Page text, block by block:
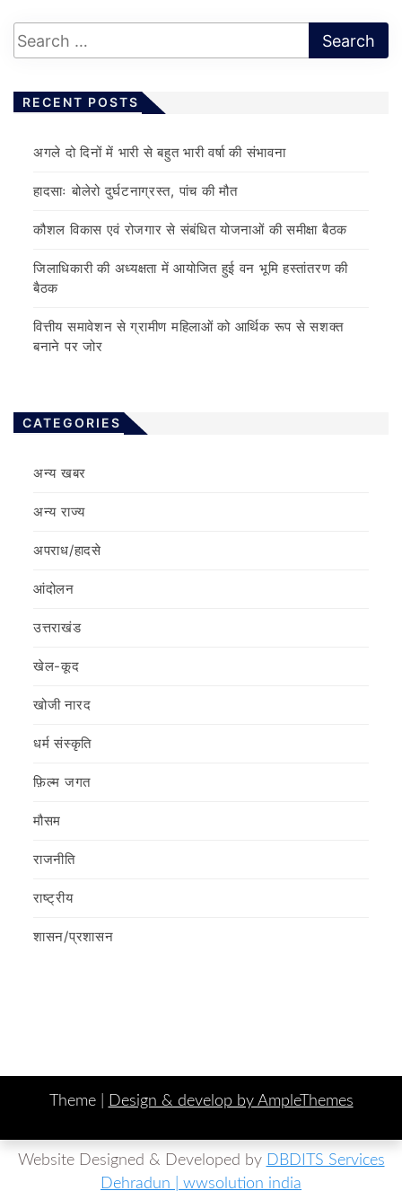
RECENT POSTS
अगले दो दिनों में भारी से बहुत भारी वर्षा की संभावना
हादसाः बोलेरो दुर्घटनाग्रस्त, पांच की मौत
कौशल विकास एवं रोजगार से संबंधित योजनाओं की समीक्षा बैठक
जिलाधिकारी की अध्यक्षता में आयोजित हुई वन भूमि हस्तांतरण की
बैठक
वित्तीय समावेशन से ग्रामीण महिलाओं को आर्थिक रूप से सशक्त
बनाने पर जोर
CATEGORIES
अन्य खबर
अन्य राज्य
अपराध/हादसे
आंदोलन
उत्तराखंड
खेल-कूद
खोजी नारद
धर्म संस्कृति
फ़िल्‍म जगत
मौसम
राजनीति
राष्ट्रीय
शासन/प्रशासन
Theme | Design & develop by AmpleThemes
Website Designed & Developed by DBDITS Services
Dehradun | wwsolution india